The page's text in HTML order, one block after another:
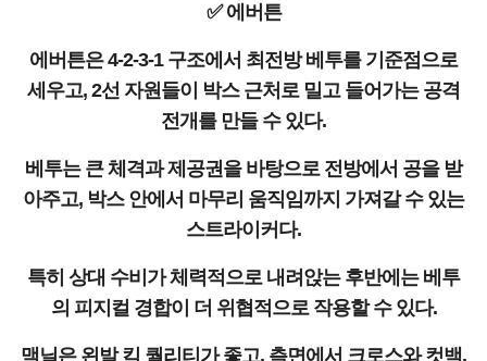
✅ 에버튼
에버튼은 4-2-3-1 구조에서 최전방 베투를 기준점으로
세우고, 2선 자원들이 박스 근처로 밀고 들어가는 공격
전개를 만들 수 있다.
베투는 큰 체격과 제공권을 바탕으로 전방에서 공을 받
아주고, 박스 안에서 마무리 움직임까지 가져갈 수 있는
스트라이커다.
특히 상대 수비가 체력적으로 내려앉는 후반에는 베투
의 피지컬 경합이 더 위협적으로 작용할 수 있다.
맥닐은 왼발 킥 퀄리티가 좋고, 측면에서 크로스와 컷백,